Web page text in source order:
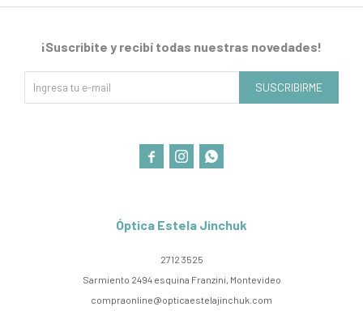
Óptica Estela Jinchuk
2712 3525
Sarmiento 2494 esquina Franzini, Montevideo
compraonline@opticaestelajinchuk.com
¡Suscribite y recibí todas nuestras novedades!
SUSCRIBIRME
  